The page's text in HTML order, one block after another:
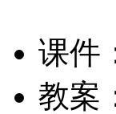
课件
教案